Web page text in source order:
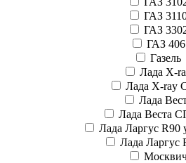
ГАЗ
ГАЗ
ГАЗ 406
Газель
Лада X-
Лада X-ray
Лада
Лада Веста
Лада Ларгус R90
Лада Ларгус